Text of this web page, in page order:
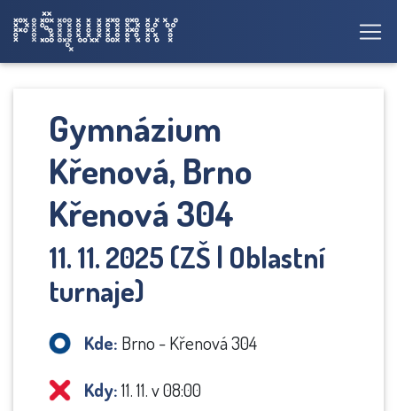
Gymnázium
Křenová, Brno
Křenová 304
11. 11. 2025 (ZŠ | Oblastní
turnaje)
Kde: Brno - Křenová 304
Kdy:11. 11. v 08:00